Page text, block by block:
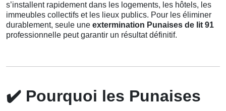
s’installent rapidement dans les logements, les hôtels, les
immeubles collectifs et les lieux publics. Pour les éliminer
durablement, seule une extermination Punaises de lit 91
professionnelle peut garantir un résultat définitif.
✔️ Pourquoi les Punaises